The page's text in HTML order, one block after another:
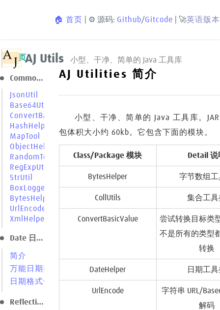
🏠 首页 | ⚙️ 源码: Github/Gitcode | 🚀英语版本
AJ Utils 小型、干净、简单的 Java 工具库
首页
Common 常用模块
JsonUtil
Base64Utils
ConvertBasicValue
HashHelper
MapTool
ObjectHelper
RandomTools
RegExpUtils
StrUtil
BoxLogger
BytesHelper
UrlEncode
XmlHelper
Date 日期处理
简介
万能日期类型转换
日期格式化
Reflection 反射
AJ Utilities 简介
小型、干净、简单的 Java 工具库。JAR
包体积大小约 60kb。它包含下面的模块。
Class/Package 模块 Detail 说
BytesHelper 字节数组
CollUtils 集合工具
ConvertBasicValue
尝试转换目标类
不是所有的类型
转换
DateHelper 日期工
UrlEncode
字符串 URL/
解码